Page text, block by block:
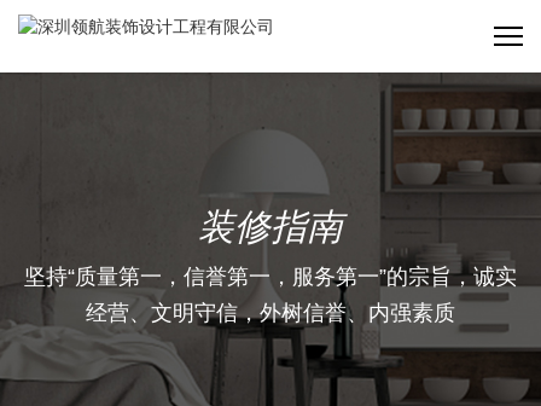
装修指南
坚持“质量第一，信誉第一，服务第一”的宗旨，诚实
经营、文明守信，外树信誉、内强素质